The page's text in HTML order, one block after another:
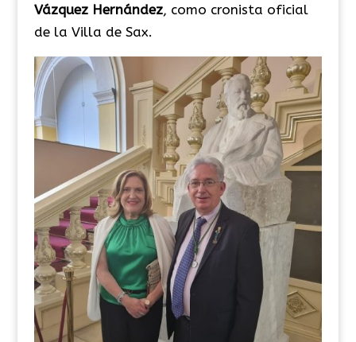
Vázquez Hernández, como cronista oficial
de la Villa de Sax.